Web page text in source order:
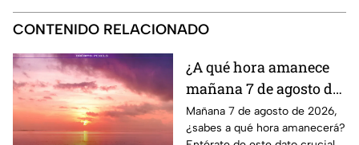
CONTENIDO RELACIONADO
¿A qué hora amanece
mañana 7 de agosto de
2026?
Mañana 7 de agosto de 2026,
¿sabes a qué hora amanecerá?